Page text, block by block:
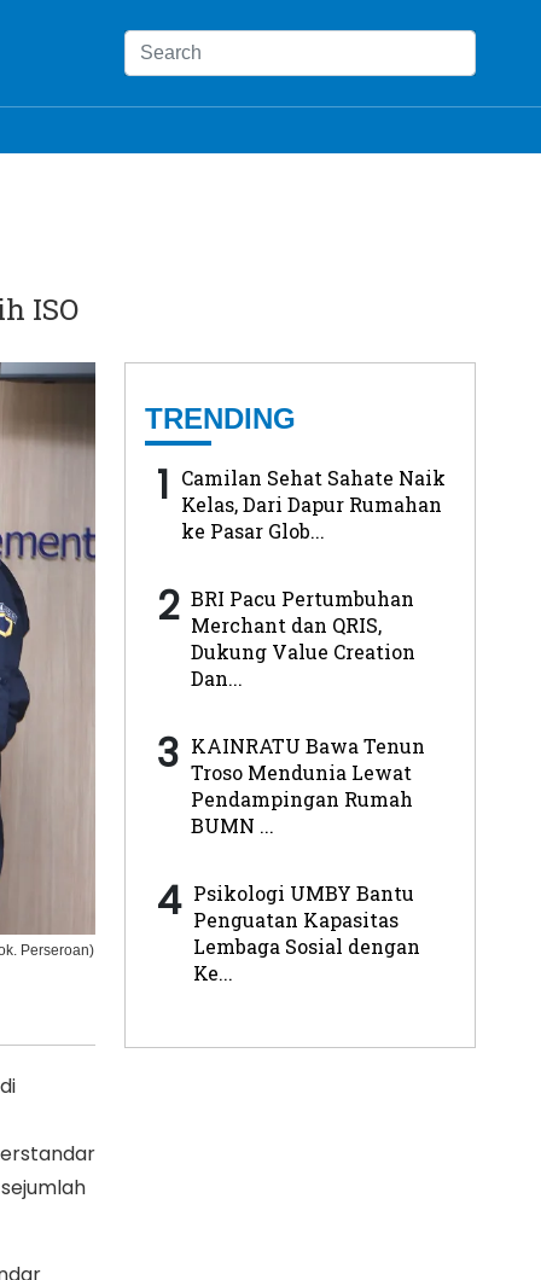
ISO
Perseroan)
TRENDING
1 Camilan Sehat Sahate Naik
Kelas, Dari Dapur Rumahan
ke Pasar Glob...
2 BRI Pacu Pertumbuhan
Merchant dan QRIS,
Dukung Value Creation
Dan...
3 KAINRATU Bawa Tenun
Troso Mendunia Lewat
Pendampingan Rumah
BUMN ...
4 Psikologi UMBY Bantu
Penguatan Kapasitas
Lembaga Sosial dengan
Ke...